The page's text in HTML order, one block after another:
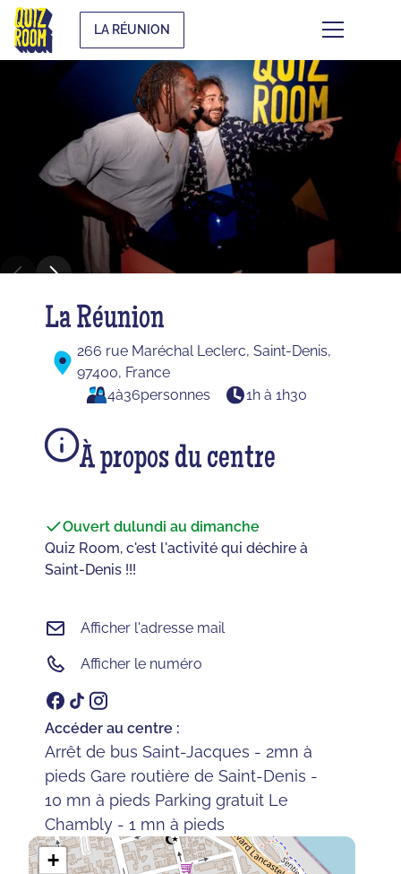
LA RÉUNION
La Réunion
266 rue Maréchal Leclerc, Saint-Denis,
97400, France
4à36personnes 1h à 1h30
À propos du centre
Ouvert dulundi au dimanche
Quiz Room, c'est l'activité qui déchire à
Saint-Denis !!!
Afficher l'adresse mail
Afficher le numéro
Accéder au centre :
Arrêt de bus Saint-Jacques - 2mn à
pieds Gare routière de Saint-Denis -
10 mn à pieds Parking gratuit Le
Chambly - 1 mn à pieds
+